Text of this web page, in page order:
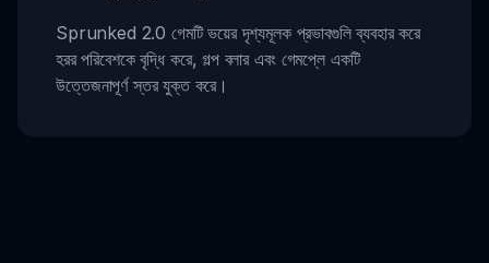
Sprunked 2.0 গেমটি ভয়ের দৃশ্যমূলক প্রভাবগুলি ব্যবহার করে
হরর পরিবেশকে বৃদ্ধি করে, গল্প বলার এবং গেমপ্লে একটি
উত্তেজনাপূর্ণ স্তর যুক্ত করে।